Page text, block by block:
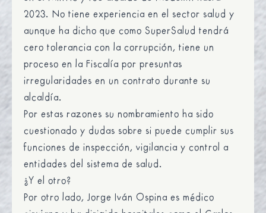
2023. No tiene experiencia en el sector salud y
aunque ha dicho que como SuperSalud tendrá
cero tolerancia con la corrupción, tiene un
proceso en la Fiscalía por presuntas
irregularidades en un contrato durante su
alcaldía.
Por estas razones su nombramiento ha sido
cuestionado y dudas sobre si puede cumplir sus
funciones de inspección, vigilancia y control a
entidades del sistema de salud.
¿Y el otro?
Por otro lado, Jorge Iván Ospina es médico